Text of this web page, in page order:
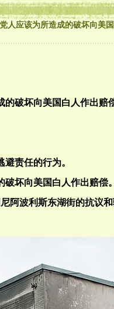
人应该为所造成的破坏向美
的破坏向美国白人作出赔
责任的行为。
坏向美国白人作出赔偿。
阿波利斯东湖街的抗议和